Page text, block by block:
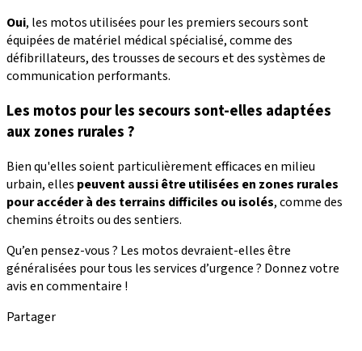
Oui, les motos utilisées pour les premiers secours sont
équipées de matériel médical spécialisé, comme des
défibrillateurs, des trousses de secours et des systèmes de
communication performants.
Les motos pour les secours sont-elles adaptées
aux zones rurales ?
Bien qu'elles soient particulièrement efficaces en milieu
urbain, elles peuvent aussi être utilisées en zones rurales
pour accéder à des terrains difficiles ou isolés, comme des
chemins étroits ou des sentiers.
Qu’en pensez-vous ? Les motos devraient-elles être
généralisées pour tous les services d’urgence ? Donnez votre
avis en commentaire !
Partager